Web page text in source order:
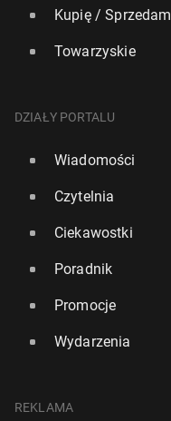
Kupię / Sprzedam
Towarzyskie
DZIAŁY PORTALU
Wiadomości
Czytelnia
Ciekawostki
Poradnik
Promocje
Wydarzenia
REKLAMA